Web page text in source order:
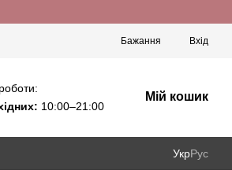
Бажання Вхід
10:00–21:00
Мій кошик
УкрРус